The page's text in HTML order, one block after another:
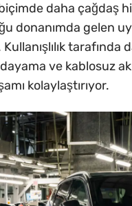
daha çağdaş
donanımda gelen
ve kablosuz
kolaylaştırıyor.